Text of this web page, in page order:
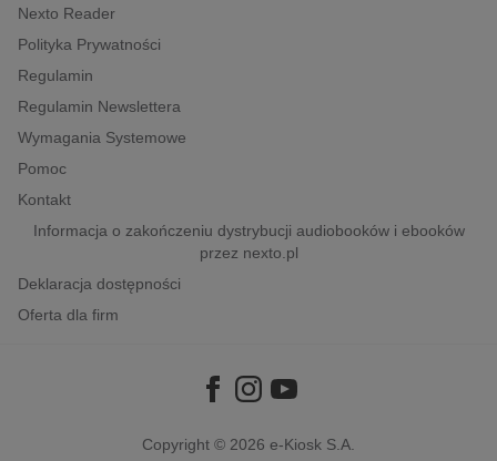
polityka, społeczno-informacyjne
psychologiczne
inne
popularno-naukowe
historia
Nexto Reader
Polityka Prywatności
Regulamin
Regulamin Newslettera
Wymagania Systemowe
Pomoc
Kontakt
Informacja o zakończeniu dystrybucji audiobooków i ebooków
przez nexto.pl
Deklaracja dostępności
Oferta dla firm
Copyright © 2026 e-Kiosk S.A.